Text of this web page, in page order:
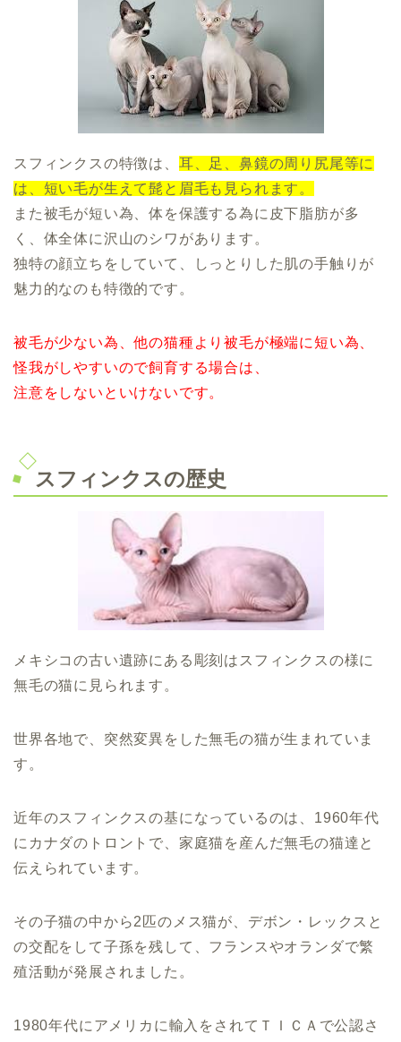
スフィンクスの特徴は、 耳、足、鼻鏡の周り尻尾等に
は、短い毛が生えて髭と眉毛も見られます。
また被毛が短い為、体を保護する為に皮下脂肪が多
く、体全体に沢山のシワがあります。
独特の顔立ちをしていて、しっとりした肌の手触りが
魅力的なのも特徴的です。
被毛が少ない為、他の猫種より被毛が極端に短い為、
怪我がしやすいので飼育する場合は、
注意をしないといけないです。
スフィンクスの歴史
メキシコの古い遺跡にある彫刻はスフィンクスの様に
無毛の猫に見られます。
世界各地で、突然変異をした無毛の猫が生まれていま
す。
近年のスフィンクスの基になっているのは、1960年代
にカナダのトロントで、家庭猫を産んだ無毛の猫達と
伝えられています。
その子猫の中から2匹のメス猫が、デボン・レックスと
の交配をして子孫を残して、フランスやオランダで繁
殖活動が発展されました。
1980年代にアメリカに輸入をされてＴＩＣＡで公認さ